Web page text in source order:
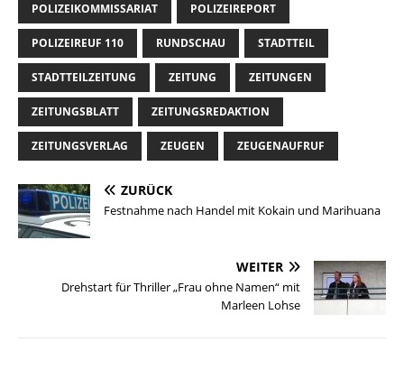
POLIZEIKOMMISSARIAT POLIZEIREPORT
POLIZEIREUF 110 RUNDSCHAU STADTTEIL
STADTTEILZEITUNG ZEITUNG ZEITUNGEN
ZEITUNGSBLATT ZEITUNGSREDAKTION
ZEITUNGSVERLAG ZEUGEN ZEUGENAUFRUF
ZURÜCK
Festnahme nach Handel mit Kokain und Marihuana
WEITER
Drehstart für Thriller „Frau ohne Namen“ mit
Marleen Lohse